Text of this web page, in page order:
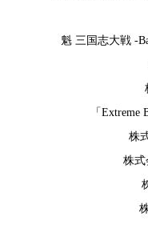
魁 三国志大戦 -
「
株
株式